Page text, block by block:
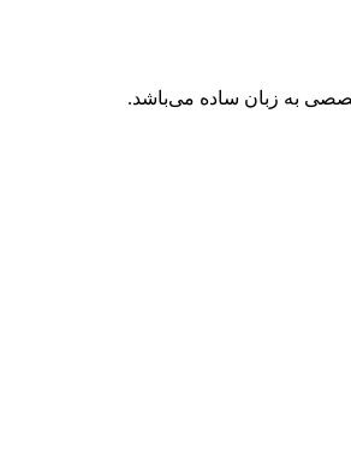
به زبان ساده می‌باشد.